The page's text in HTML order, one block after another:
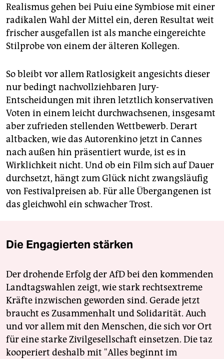
Realismus gehen bei Puiu eine Symbiose mit einer
radikalen Wahl der Mittel ein, deren Resultat weit
frischer ausgefallen ist als manche eingereichte
Stilprobe von einem der älteren Kollegen.
So bleibt vor allem Ratlosigkeit angesichts dieser
nur bedingt nachvollziehbaren Jury-
Entscheidungen mit ihren letztlich konservativen
Voten in einem leicht durchwachsenen, insgesamt
aber zufrieden stellenden Wettbewerb. Derart
altbacken, wie das Autorenkino jetzt in Cannes
nach außen hin präsentiert wurde, ist es in
Wirklichkeit nicht. Und ob ein Film sich auf Dauer
durchsetzt, hängt zum Glück nicht zwangsläufig
von Festivalpreisen ab. Für alle Übergangenen ist
das gleichwohl ein schwacher Trost.
Die Engagierten stärken
Der drohende Erfolg der AfD bei den kommenden
Landtagswahlen zeigt, wie stark rechtsextreme
Kräfte inzwischen geworden sind. Gerade jetzt
braucht es Zusammenhalt und Solidarität. Auch
und vor allem mit den Menschen, die sich vor Ort
für eine starke Zivilgesellschaft einsetzen. Die taz
kooperiert deshalb mit "Alles beginnt im